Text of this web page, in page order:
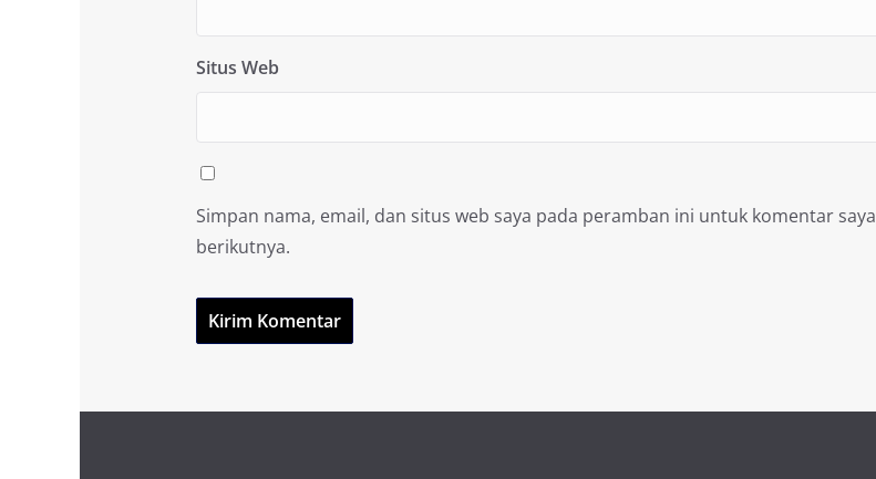
Situs Web
Simpan nama, email, dan situs web saya pada peramban ini untuk komentar saya
berikutnya.